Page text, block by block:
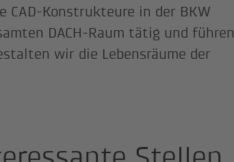
CAD-Konstrukteure in der BKW
DACH-Raum tätig und führen
wir die Lebensräume der